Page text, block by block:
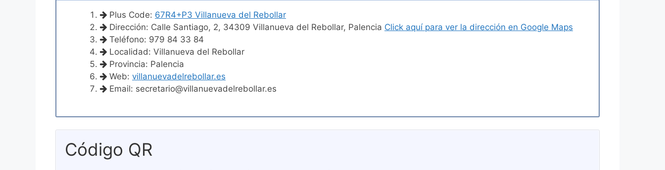
Plus Code: 67R4+P3 Villanueva del Rebollar
Dirección: Calle Santiago, 2, 34309 Villanueva del Rebollar, Palencia Click aquí para ver la dirección en Google Maps
Teléfono: 979 84 33 84
Localidad: Villanueva del Rebollar
Provincia: Palencia
Web: villanuevadelrebollar.es
Email: secretario@villanuevadelrebollar.es
Código QR